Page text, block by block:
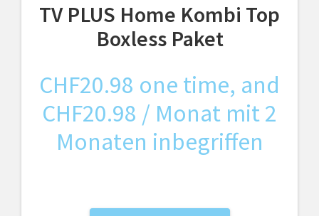
TV PLUS Home Kombi Top
Boxless Paket
CHF20.98 one time, and
CHF20.98 / Monat mit 2
Monaten inbegriffen